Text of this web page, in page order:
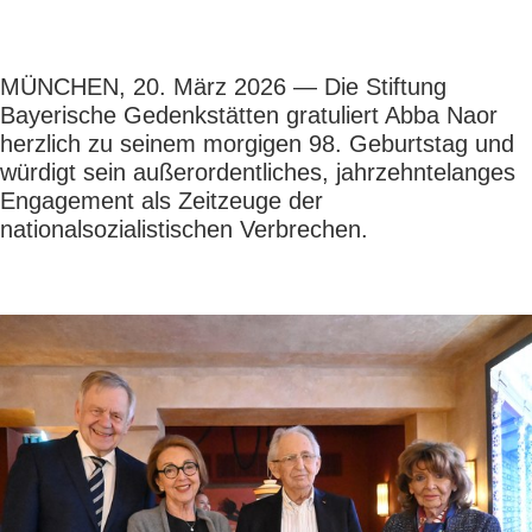
MÜNCHEN, 20. März 2026 — Die Stiftung
Bayerische Gedenkstätten gratuliert Abba Naor
herzlich zu seinem morgigen 98. Geburtstag und
würdigt sein außerordentliches, jahrzehntelanges
Engagement als Zeitzeuge der
nationalsozialistischen Verbrechen.